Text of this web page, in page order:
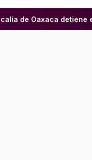
de Oaxaca detiene